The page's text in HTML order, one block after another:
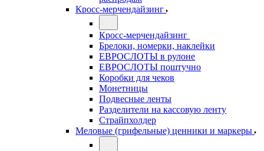
Кросс-мерчендайзинг
Кросс-мерчендайзинг
Брелоки, номерки, наклейки
ЕВРОСЛОТЫ в рулоне
ЕВРОСЛОТЫ поштучно
Коробки для чеков
Монетницы
Подвесные ленты
Разделители на кассовую ленту
Страйпхолдер
Меловые (грифельные) ценники и маркеры